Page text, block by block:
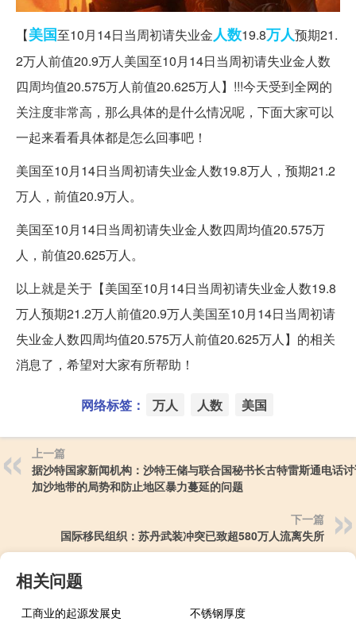
【美国至10月14日当周初请失业金人数19.8万人预期21.
2万人前值20.9万人美国至10月14日当周初请失业金人数
四周均值20.575万人前值20.625万人】!!!今天受到全网的
关注度非常高，那么具体的是什么情况呢，下面大家可以
一起来看看具体都是怎么回事吧！
美国至10月14日当周初请失业金人数19.8万人，预期21.2
万人，前值20.9万人。
美国至10月14日当周初请失业金人数四周均值20.575万
人，前值20.625万人。
以上就是关于【美国至10月14日当周初请失业金人数19.8
万人预期21.2万人前值20.9万人美国至10月14日当周初请
失业金人数四周均值20.575万人前值20.625万人】的相关
消息了，希望对大家有所帮助！
网络标签： 万人 人数 美国
上一篇
据沙特国家新闻机构：沙特王储与联合国秘书长古特雷斯通电话
加沙地带的局势和防止地区暴力蔓延的问题
下一篇
国际移民组织：苏丹武装冲突已致超580万人流离失所
相关问题
工商业的起源发展史
不锈钢厚度